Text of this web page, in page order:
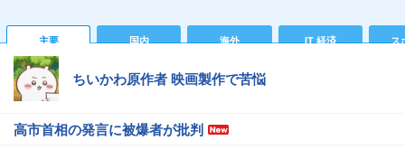
主要 国内 海外 IT 経済 ス
ちいかわ原作者 映画製作で苦悩
高市首相の発言に被爆者が批判